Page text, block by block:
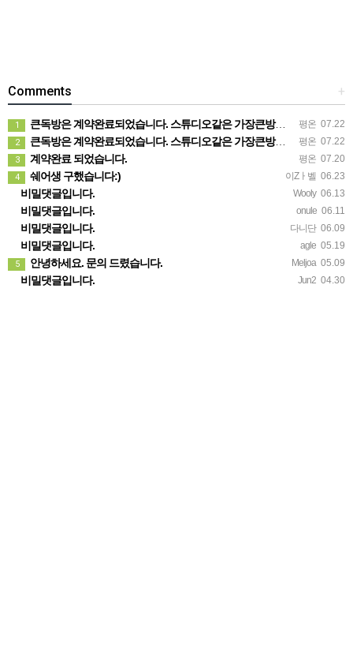
+
Comments
평온 07.22
1 큰독방은 계약완료되었습니다. 스튜디오같은 가장큰방을 2인동시 또는 혼자서 큰독방으로도 즉시입주 가능합니다.
평온 07.22
2 큰독방은 계약완료되었습니다. 스튜디오같은 가장큰방을 2인동시 또는 혼자서 큰독방으로도 즉시입주 가능합니다.
평온 07.20
3 계약완료 되었습니다.
이Zㅏ벨 06.23
4 쉐어생 구했습니다:)
Wooly 06.13
비밀댓글입니다.
onule 06.11
비밀댓글입니다.
다니단 06.09
비밀댓글입니다.
agle 05.19
비밀댓글입니다.
Meljoa 05.09
5 안녕하세요. 문의 드렸습니다.
Jun2 04.30
비밀댓글입니다.